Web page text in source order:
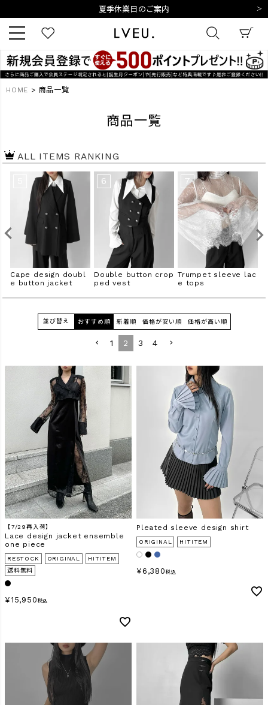
令和8年熊本地震の影響によるお荷物のお届けについて
新規会員登録でもれなく500ポイントプレゼント
令和8年熊本地震の影響によるお荷物のお届けについて
キーワード
販売タイプ
再入荷 SALE
ORIGINAL HIT ITEM
カラー
価格（税込）
〜
在庫なし商品
表示する 表示しない
HOME 商品一覧
商品一覧
ALL ITEMS RANKING
Cape design doubl
e button jacket
6
Double button crop
ped vest
7
Trumpet sleeve lac
e tops
並び替え おすすめ順 新着順 価格が安い順 価格が高い順
1 2 3 4
【7/29再入荷】
Lace design jacket ensemble
one piece
RESTOCK ORIGINAL
HITITEM
送料無料
¥15,950 税込
Pleated sleeve design shirt
ORIGINAL HITITEM
¥ 6,380 税込